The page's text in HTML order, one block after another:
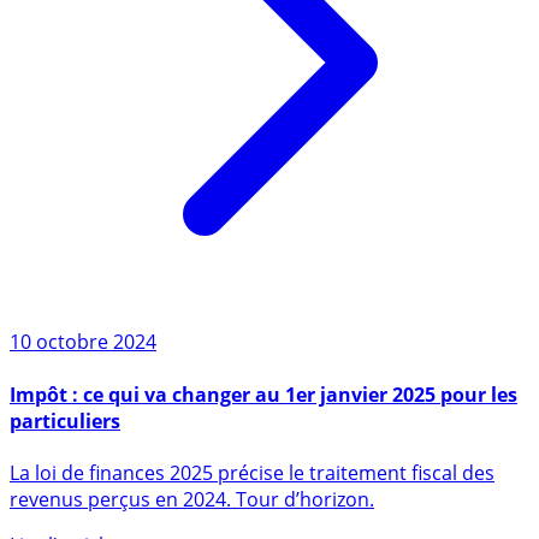
10 octobre 2024
Impôt : ce qui va changer au 1er janvier 2025 pour les
particuliers